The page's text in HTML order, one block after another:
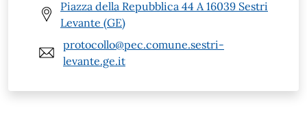
Piazza della Repubblica 44 A 16039 Sestri
Levante (GE)
protocollo@pec.comune.sestri-
levante.ge.it